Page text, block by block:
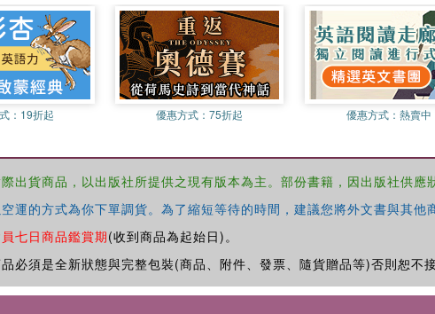
： 19折起 優惠方式：75折起 優惠方式： 熱賣中
出貨商品，以出版社所提供之現有版本為主。部份書籍，因出版社供應
運的方式為你下單調貨。為了縮短等待的時間，建議您將外文書與其他
七日商品鑑賞期(收到商品為起始日)。
必須是全新狀態與完整包裝(商品、附件、發票、隨貨贈品等)否則恕不接